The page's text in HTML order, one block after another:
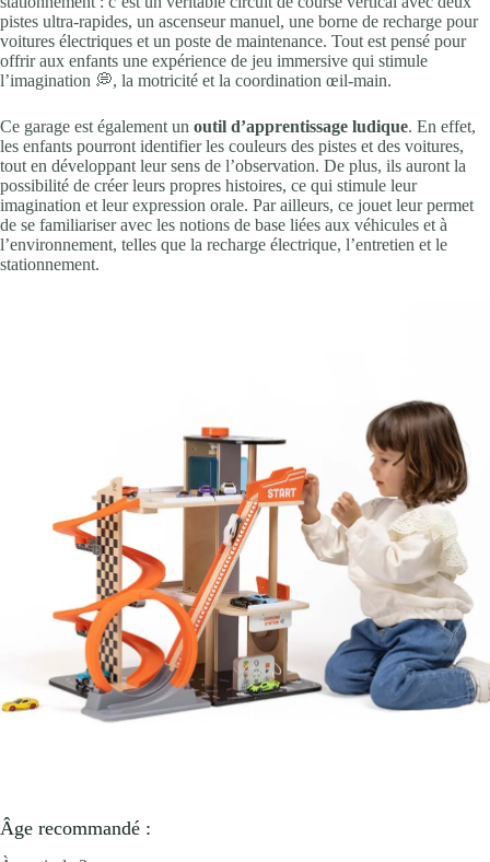
pistes ultra-rapides, un ascenseur manuel, une borne de recharge pour
voitures électriques et un poste de maintenance. Tout est pensé pour
offrir aux enfants une expérience de jeu immersive qui stimule
l’imagination 💭, la motricité et la coordination œil-main.
Ce garage est également un outil d’apprentissage ludique. En effet,
les enfants pourront identifier les couleurs des pistes et des voitures,
tout en développant leur sens de l’observation. De plus, ils auront la
possibilité de créer leurs propres histoires, ce qui stimule leur
imagination et leur expression orale. Par ailleurs, ce jouet leur permet
de se familiariser avec les notions de base liées aux véhicules et à
l’environnement, telles que la recharge électrique, l’entretien et le
stationnement.
Âge recommandé :